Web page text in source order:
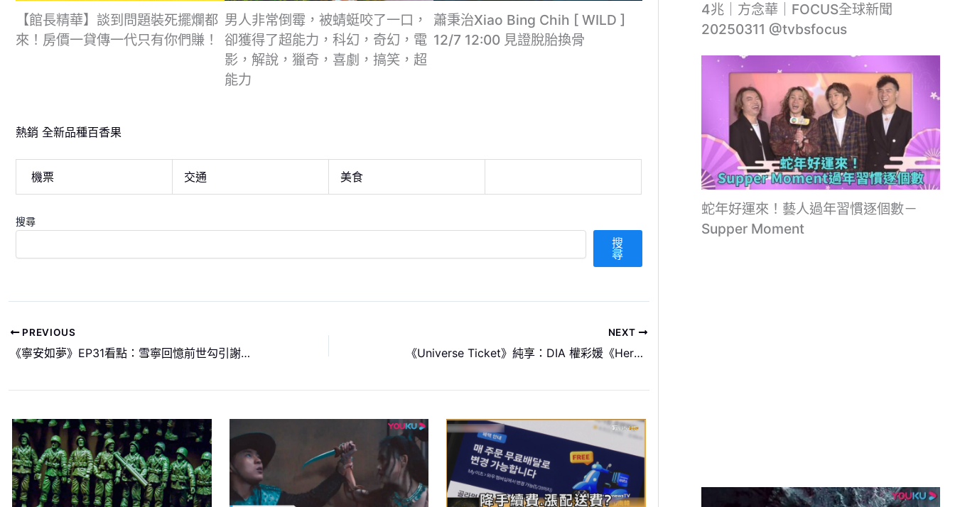
【館長精華】談到問題裝死擺爛都
來！房價一貸傳一代只有你們賺！
男人非常倒霉，被蜻蜓咬了一口，
卻獲得了超能力，科幻，奇幻，電
影，解說，獵奇，喜劇，搞笑，超
能力
蕭秉治Xiao Bing Chih [ WILD ]
12/7 12:00 見證脫胎換骨
熱銷 全新品種百香果
機票 交通 美食
搜尋
搜
尋
PREVIOUS
《寧安如夢》EP31看點：雪寧回憶前世勾引謝危 | 愛奇藝
NEXT
《Universe Ticket》純享：DIA 權彩媛《Heroine 宣美》 | 愛奇藝
4兆｜方念華｜FOCUS全球新聞
20250311 @tvbsfocus
蛇年好運來！藝人過年習慣逐個數－
Supper Moment